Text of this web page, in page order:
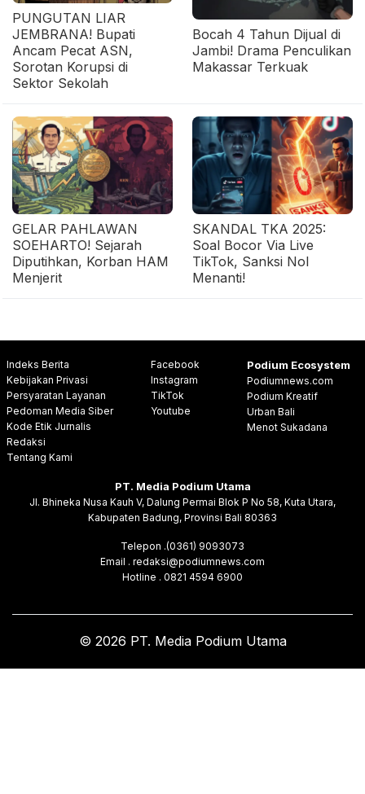
PUNGUTAN LIAR
JEMBRANA! Bupati
Ancam Pecat ASN,
Sorotan Korupsi di
Sektor Sekolah
Bocah 4 Tahun Dijual di
Jambi! Drama Penculikan
Makassar Terkuak
GELAR PAHLAWAN
SOEHARTO! Sejarah
Diputihkan, Korban HAM
Menjerit
SKANDAL TKA 2025:
Soal Bocor Via Live
TikTok, Sanksi Nol
Menanti!
Indeks Berita
Kebijakan Privasi
Persyaratan Layanan
Pedoman Media Siber
Kode Etik Jurnalis
Redaksi
Tentang Kami
Facebook
Instagram
TikTok
Youtube
Podium Ecosystem
Podiumnews.com
Podium Kreatif
Urban Bali
Menot Sukadana
PT. Media Podium Utama
Jl. Bhineka Nusa Kauh V, Dalung Permai Blok P No 58, Kuta Utara,
Kabupaten Badung, Provinsi Bali 80363
Telepon .(0361) 9093073
Email . redaksi@podiumnews.com
Hotline . 0821 4594 6900
© 2026 PT. Media Podium Utama